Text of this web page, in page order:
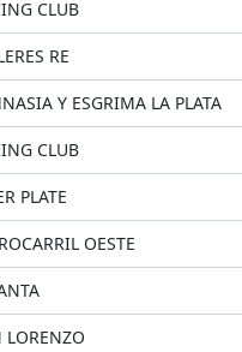
CLUB
RE
Y ESGRIMA LA PLATA
CLUB
PLATE
OESTE
LORENZO